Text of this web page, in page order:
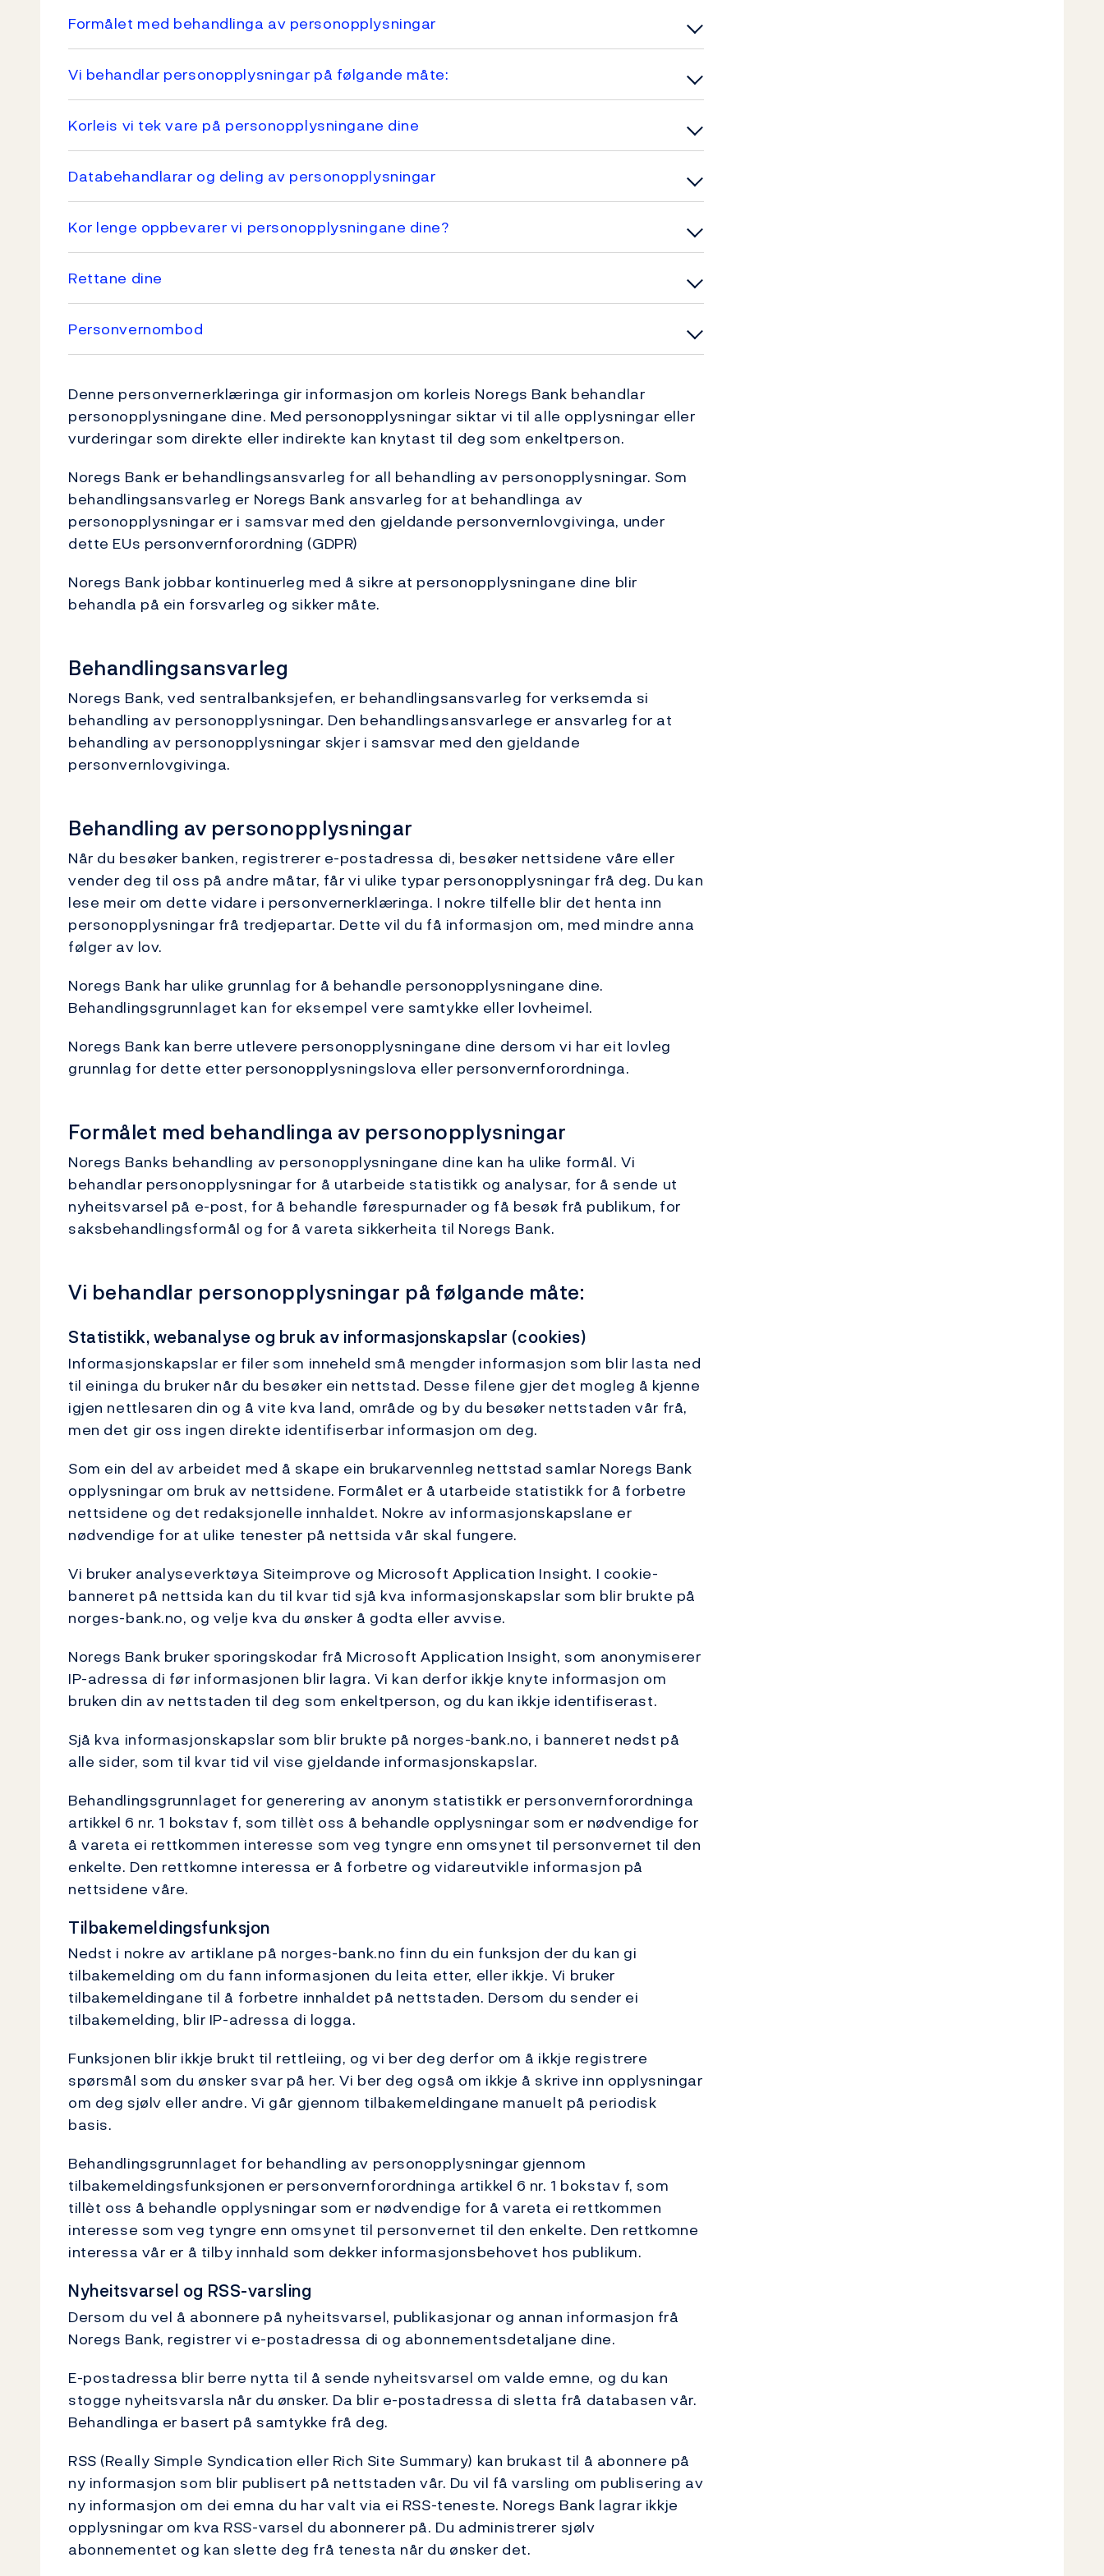
Formålet med behandlinga av personopplysningar
Vi behandlar personopplysningar på følgande måte:
Korleis vi tek vare på personopplysningane dine
Databehandlarar og deling av personopplysningar
Kor lenge oppbevarer vi personopplysningane dine?
Rettane dine
Personvernombod
Denne personvernerklæringa gir informasjon om korleis Noregs Bank behandlar
personopplysningane dine. Med personopplysningar siktar vi til alle opplysningar eller
vurderingar som direkte eller indirekte kan knytast til deg som enkeltperson.
Noregs Bank er behandlingsansvarleg for all behandling av personopplysningar. Som
behandlingsansvarleg er Noregs Bank ansvarleg for at behandlinga av
personopplysningar er i samsvar med den gjeldande personvernlovgivinga, under
dette EUs personvernforordning (GDPR)
Noregs Bank jobbar kontinuerleg med å sikre at personopplysningane dine blir
behandla på ein forsvarleg og sikker måte.
Behandlingsansvarleg
Noregs Bank, ved sentralbanksjefen, er behandlingsansvarleg for verksemda si
behandling av personopplysningar. Den behandlingsansvarlege er ansvarleg for at
behandling av personopplysningar skjer i samsvar med den gjeldande
personvernlovgivinga.
Behandling av personopplysningar
Når du besøker banken, registrerer e-postadressa di, besøker nettsidene våre eller
vender deg til oss på andre måtar, får vi ulike typar personopplysningar frå deg. Du kan
lese meir om dette vidare i personvernerklæringa. I nokre tilfelle blir det henta inn
personopplysningar frå tredjepartar. Dette vil du få informasjon om, med mindre anna
følger av lov.
Noregs Bank har ulike grunnlag for å behandle personopplysningane dine.
Behandlingsgrunnlaget kan for eksempel vere samtykke eller lovheimel.
Noregs Bank kan berre utlevere personopplysningane dine dersom vi har eit lovleg
grunnlag for dette etter personopplysningslova eller personvernforordninga.
Formålet med behandlinga av personopplysningar
Noregs Banks behandling av personopplysningane dine kan ha ulike formål. Vi
behandlar personopplysningar for å utarbeide statistikk og analysar, for å sende ut
nyheitsvarsel på e-post, for å behandle førespurnader og få besøk frå publikum, for
saksbehandlingsformål og for å vareta sikkerheita til Noregs Bank.
Vi behandlar personopplysningar på følgande måte:
Statistikk, webanalyse og bruk av informasjonskapslar (cookies)
Informasjonskapslar er filer som inneheld små mengder informasjon som blir lasta ned
til eininga du bruker når du besøker ein nettstad. Desse filene gjer det mogleg å kjenne
igjen nettlesaren din og å vite kva land, område og by du besøker nettstaden vår frå,
men det gir oss ingen direkte identifiserbar informasjon om deg.
Som ein del av arbeidet med å skape ein brukarvennleg nettstad samlar Noregs Bank
opplysningar om bruk av nettsidene. Formålet er å utarbeide statistikk for å forbetre
nettsidene og det redaksjonelle innhaldet. Nokre av informasjonskapslane er
nødvendige for at ulike tenester på nettsida vår skal fungere.
Vi bruker analyseverktøya Siteimprove og Microsoft Application Insight. I cookie-
banneret på nettsida kan du til kvar tid sjå kva informasjonskapslar som blir brukte på
norges-bank.no, og velje kva du ønsker å godta eller avvise.
Noregs Bank bruker sporingskodar frå Microsoft Application Insight, som anonymiserer
IP-adressa di før informasjonen blir lagra. Vi kan derfor ikkje knyte informasjon om
bruken din av nettstaden til deg som enkeltperson, og du kan ikkje identifiserast.
Sjå kva informasjonskapslar som blir brukte på norges-bank.no, i banneret nedst på
alle sider, som til kvar tid vil vise gjeldande informasjonskapslar.
Behandlingsgrunnlaget for generering av anonym statistikk er personvernforordninga
artikkel 6 nr. 1 bokstav f, som tillèt oss å behandle opplysningar som er nødvendige for
å vareta ei rettkommen interesse som veg tyngre enn omsynet til personvernet til den
enkelte. Den rettkomne interessa er å forbetre og vidareutvikle informasjon på
nettsidene våre.
Tilbakemeldingsfunksjon
Nedst i nokre av artiklane på norges-bank.no finn du ein funksjon der du kan gi
tilbakemelding om du fann informasjonen du leita etter, eller ikkje. Vi bruker
tilbakemeldingane til å forbetre innhaldet på nettstaden. Dersom du sender ei
tilbakemelding, blir IP-adressa di logga.
Funksjonen blir ikkje brukt til rettleiing, og vi ber deg derfor om å ikkje registrere
spørsmål som du ønsker svar på her. Vi ber deg også om ikkje å skrive inn opplysningar
om deg sjølv eller andre. Vi går gjennom tilbakemeldingane manuelt på periodisk
basis.
Behandlingsgrunnlaget for behandling av personopplysningar gjennom
tilbakemeldingsfunksjonen er personvernforordninga artikkel 6 nr. 1 bokstav f, som
tillèt oss å behandle opplysningar som er nødvendige for å vareta ei rettkommen
interesse som veg tyngre enn omsynet til personvernet til den enkelte. Den rettkomne
interessa vår er å tilby innhald som dekker informasjonsbehovet hos publikum.
Nyheitsvarsel og RSS-varsling
Dersom du vel å abonnere på nyheitsvarsel, publikasjonar og annan informasjon frå
Noregs Bank, registrer vi e-postadressa di og abonnementsdetaljane dine.
E-postadressa blir berre nytta til å sende nyheitsvarsel om valde emne, og du kan
stogge nyheitsvarsla når du ønsker. Da blir e-postadressa di sletta frå databasen vår.
Behandlinga er basert på samtykke frå deg.
RSS (Really Simple Syndication eller Rich Site Summary) kan brukast til å abonnere på
ny informasjon som blir publisert på nettstaden vår. Du vil få varsling om publisering av
ny informasjon om dei emna du har valt via ei RSS-teneste. Noregs Bank lagrar ikkje
opplysningar om kva RSS-varsel du abonnerer på. Du administrerer sjølv
abonnementet og kan slette deg frå tenesta når du ønsker det.